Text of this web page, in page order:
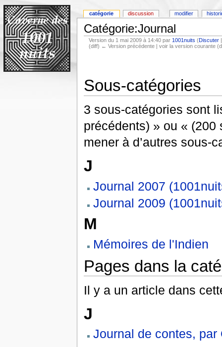
Catégorie:Journal
Version du 1 mai 2009 à 14:40 par 1001nuits (Discuter
(diff) ← Version précédente | voir la version courante
Sous-catégories
3 sous-catégories sont
précédents) » ou «
mener à d’autres sous-
J
Journal 2007
Journal 2009
M
Mémoires de l'Indien
Pages dans la
Il y a un article dans
J
Journal de contes, par
catégorie discussion modifier